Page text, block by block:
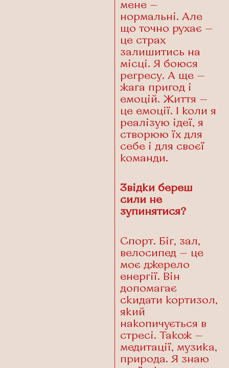
мене —
нормальні. Але
що точно рухає —
це страх
залишитись на
місці. Я боюся
регресу. А ще —
жага пригод і
емоцій. Життя —
це емоції. І коли я
реалізую ідеї, я
створюю їх для
себе і для своєї
команди.
Звідки береш
сили не
зупинятися?
Спорт. Біг, зал,
велосипед — це
моє джерело
енергії. Він
допомагає
скидати кортизол,
який
накопичується в
стресі. Також —
медитації, музика,
природа. Я знаю